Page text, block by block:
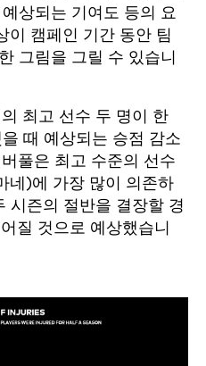
상되는 기여도 등의 요
이 캠페인 기간 동안 팀
그림을 그릴 수 있습니
최고 선수 두 명이 한
때 예상되는 승점 감소
풀은 최고 수준의 선수
네)에 가장 많이 의존하
시즌의 절반을 결장할 경
질 것으로 예상했습니